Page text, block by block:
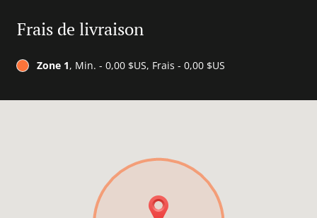
Frais de livraison
Zone 1, Min. - 0,00 $US, Frais - 0,00 $US